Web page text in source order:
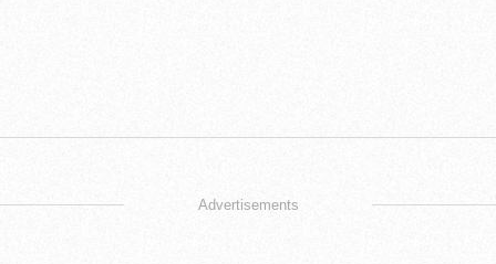
Advertisements